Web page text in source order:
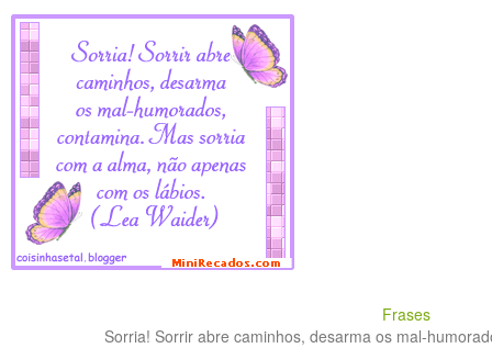
Frases
Sorria! Sorrir abre caminhos, desarma os mal-